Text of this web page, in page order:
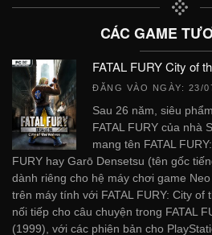
CÁC GAME
FATAL FURY City of
ĐĂNG VÀO NGÀY: 23/
Sau 26 năm, siêu
FATAL FURY của nhà
mang tên FATAL
FURY hay Garō Densetsu (tên gốc
dành riêng cho hệ máy chơi game
trên máy tính với FATAL FURY: City of
nối tiếp cho câu chuyện trong FATAL
(1999), với các phiên bản cho